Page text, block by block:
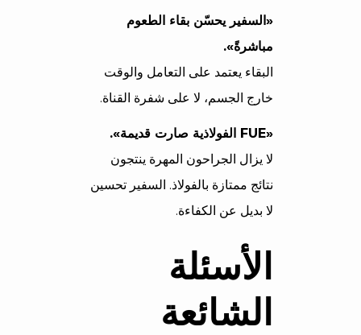
«السفير يحسّن بقاء الطعوم
مباشرةً».
البقاء يعتمد على التعامل والوقت
خارج الجسم، لا على شفرة القناة.
«FUE الفولاذية صارت قديمة».
لا يزال الجراحون المهرة ينتجون
نتائج ممتازة بالفولاذ. السفير تحسين
لا بديل عن الكفاءة.
الأسئلة
الشائعة